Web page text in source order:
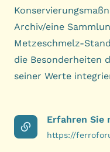
Archiv/eine
Metzeschmelz-
die Besonderheiten
seiner Werte
Erfahren Sie
https://